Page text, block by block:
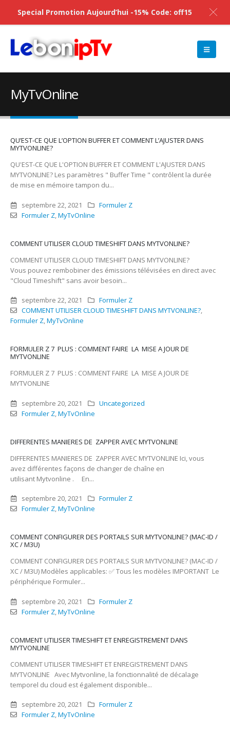
MyTvOnline
QU’EST-CE QUE L’OPTION BUFFER ET COMMENT L’AJUSTER DANS
MYTVONLINE?
QU'EST-CE QUE L'OPTION BUFFER ET COMMENT L'AJUSTER DANS
MYTVONLINE? Les paramètres " Buffer Time " contrôlent la durée
de mise en mémoire tampon du...
septembre 22, 2021
Formuler Z
Formuler Z MyTvOnline
COMMENT UTILISER CLOUD TIMESHIFT DANS MYTVONLINE?
COMMENT UTILISER CLOUD TIMESHIFT DANS MYTVONLINE?
Vous pouvez rembobiner des émissions télévisées en direct avec
"Cloud Timeshift" sans avoir besoin...
septembre 22, 2021
Formuler Z
COMMENT UTILISER CLOUD TIMESHIFT DANS MYTVONLINE?,
Formuler Z,MyTvOnline
FORMULER Z 7 PLUS : COMMENT FAIRE LA MISE A JOUR DE
MYTVONLINE
FORMULER Z 7 PLUS : COMMENT FAIRE LA MISE A JOUR DE
MYTVONLINE
septembre 20, 2021
Uncategorized
Formuler Z,MyTvOnline
DIFFERENTES MANIERES DE ZAPPER AVEC MYTVONLINE
DIFFERENTES MANIERES DE ZAPPER AVEC MYTVONLINE Ici, vous
avez différentes façons de changer de chaîne en
utilisant Mytvonline . En...
septembre 20, 2021
Formuler Z
Formuler Z,MyTvOnline
COMMENT CONFIGURER DES PORTAILS SUR MYTVONLINE? (MAC-ID /
XC / M3U)
COMMENT CONFIGURER DES PORTAILS SUR MYTVONLINE? (MAC-ID /
XC / M3U) Modèles applicables: ✅ Tous les modèles IMPORTANT Le
périphérique Formuler...
septembre 20, 2021
Formuler Z
Formuler Z,MyTvOnline
COMMENT UTILISER TIMESHIFT ET ENREGISTREMENT DANS
MYTVONLINE
COMMENT UTILISER TIMESHIFT ET ENREGISTREMENT DANS
MYTVONLINE Avec Mytvonline, la fonctionnalité de décalage
temporel du cloud est également disponible...
septembre 20, 2021
Formuler Z
Formuler Z,MyTvOnline
Special Promotion Aujourd’hui -15% Code: off15